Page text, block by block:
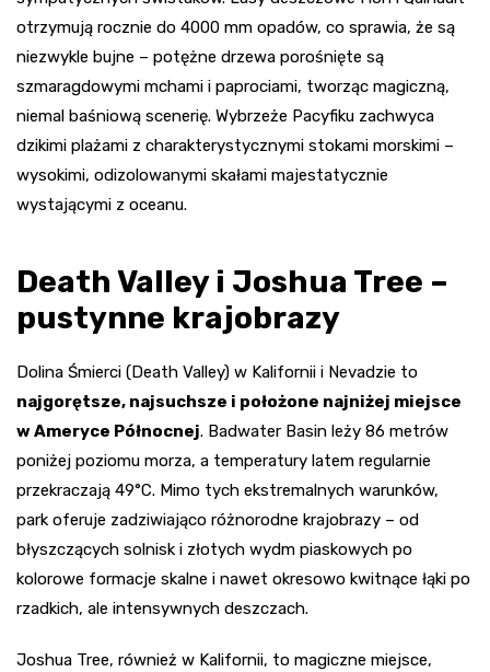
otrzymują rocznie do 4000 mm opadów, co sprawia, że są
niezwykle bujne – potężne drzewa porośnięte są
szmaragdowymi mchami i paprociami, tworząc magiczną,
niemal baśniową scenerię. Wybrzeże Pacyfiku zachwyca
dzikimi plażami z charakterystycznymi stokami morskimi –
wysokimi, odizolowanymi skałami majestatycznie
wystającymi z oceanu.
Death Valley i Joshua Tree –
pustynne krajobrazy
Dolina Śmierci (Death Valley) w Kalifornii i Nevadzie to
najgorętsze, najsuchsze i położone najniżej miejsce
w Ameryce Północnej. Badwater Basin leży 86 metrów
poniżej poziomu morza, a temperatury latem regularnie
przekraczają 49°C. Mimo tych ekstremalnych warunków,
park oferuje zadziwiająco różnorodne krajobrazy – od
błyszczących solnisk i złotych wydm piaskowych po
kolorowe formacje skalne i nawet okresowo kwitnące łąki po
rzadkich, ale intensywnych deszczach.
Joshua Tree, również w Kalifornii, to magiczne miejsce,